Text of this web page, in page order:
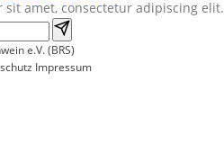
sit amet, consectetur adipiscing elit.
e.V. (BRS)
Impressum